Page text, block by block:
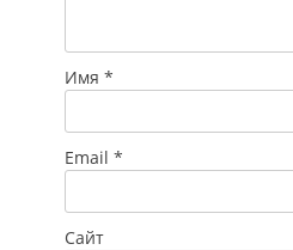
Имя *
Email *
Сайт